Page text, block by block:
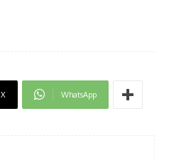
X WhatsApp